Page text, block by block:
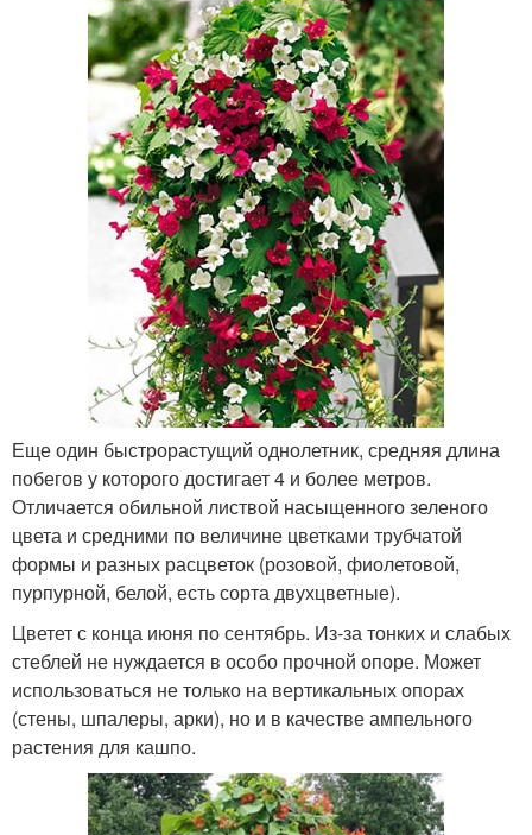
Еще один быстрорастущий однолетник, средняя длина
побегов у которого достигает 4 и более метров.
Отличается обильной листвой насыщенного зеленого
цвета и средними по величине цветками трубчатой
формы и разных расцветок (розовой, фиолетовой,
пурпурной, белой, есть сорта двухцветные).
Цветет с конца июня по сентябрь. Из-за тонких и слабых
стеблей не нуждается в особо прочной опоре. Может
использоваться не только на вертикальных опорах
(стены, шпалеры, арки), но и в качестве ампельного
растения для кашпо.